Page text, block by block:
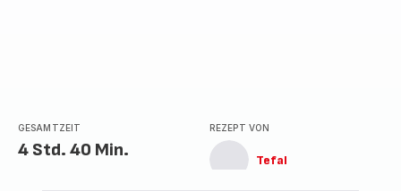
GESAMTZEIT
4 Std. 40 Min.
REZEPT VON
Tefal